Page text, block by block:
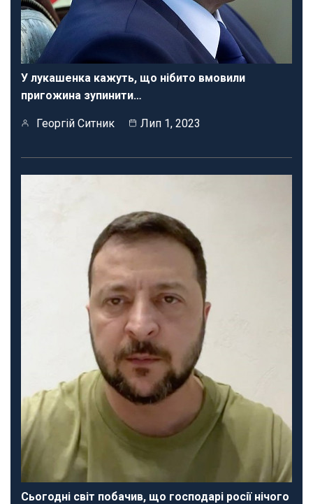
У лукашенка кажуть, що нібито вмовили
пригожина зупинити…
Георгій Ситник Лип 1, 2023
Сьогодні світ побачив, що господарі росії нічого